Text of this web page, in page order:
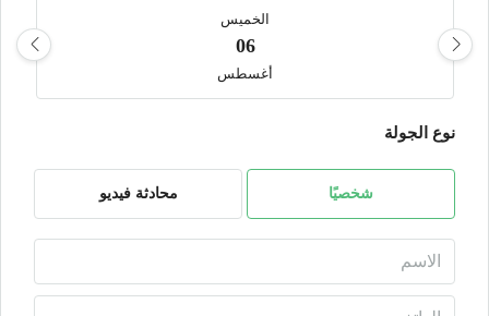
الخميس
06
أغسطس
نوع الجولة
شخصيًا محادثة فيديو